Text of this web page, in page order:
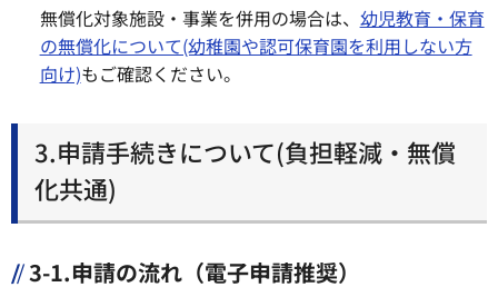
無償化対象施設・事業を併用の場合は、 幼児教育・保育
の無償化について(幼稚園や認可保育園を利用しない方
向け)もご確認ください。
3.申請手続きについて(負担軽減・無償
化共通)
3-1.申請の流れ（電子申請推奨）